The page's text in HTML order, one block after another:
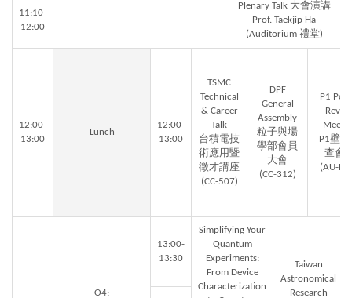
11:10-
12:00
Plenary Talk 大會演講
Prof. Taekjip Ha
(Auditorium 禮堂)
12:00-
13:00
Lunch
12:00-
13:00
TSMC
Technical
& Career
Talk
台積電技
術應用暨
徵才講座
(CC-507)
DPF
General
Assembly
粒子與場
學部會員
大會
(CC-312)
P1
P1壁
查會
(AU-
O4:
13:00-
13:30
Simplifying Your
Quantum
Experiments:
From Device
Characterization
Taiwan
Astronomical
Research